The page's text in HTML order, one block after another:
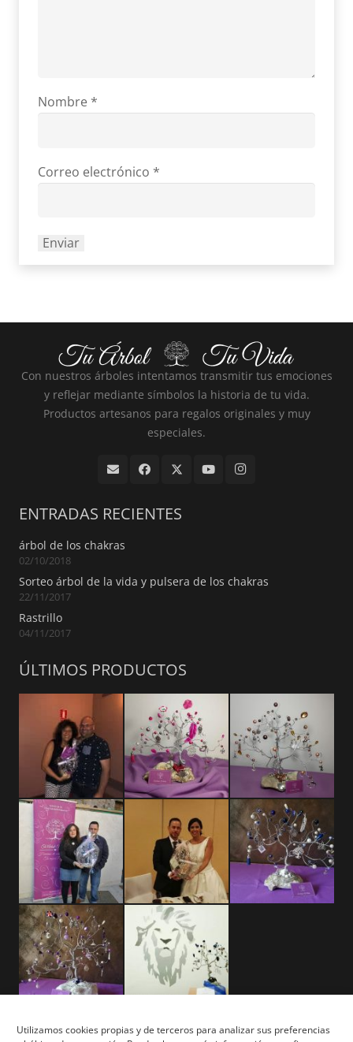
Utilizamos cookies propias y de terceros para analizar sus preferencias
Nombre *
Correo electrónico *
Con nuestros árboles intentamos transmitir tus emociones
y reflejar mediante símbolos la historia de tu vida.
Productos artesanos para regalos originales y muy
especiales.
ENTRADAS RECIENTES
árbol de los chakras
02/10/2018
Sorteo árbol de la vida y pulsera de los chakras
22/11/2017
Rastrillo
04/11/2017
ÚLTIMOS PRODUCTOS